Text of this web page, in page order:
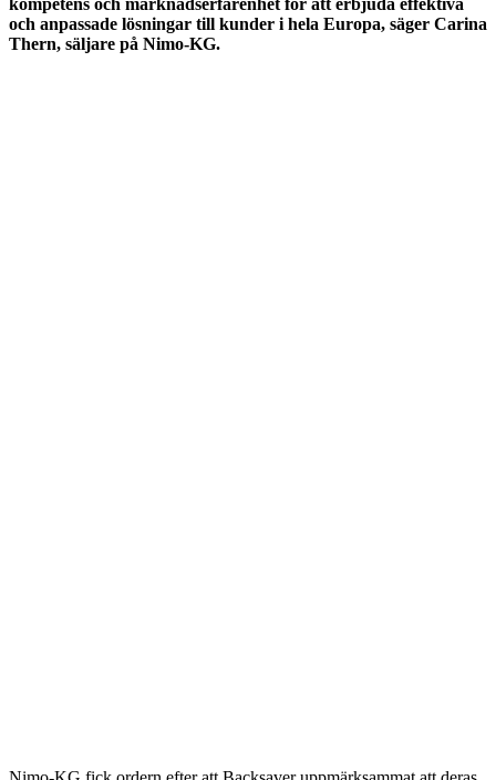
kompetens och marknadserfarenhet för att erbjuda effektiva
och anpassade lösningar till kunder i hela Europa, säger Carina
Thern, säljare på Nimo-KG.